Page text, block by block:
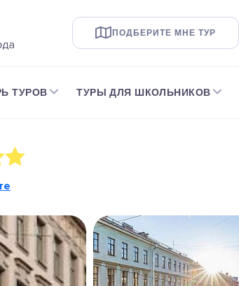
ПОДБЕРИТЕ МНЕ ТУР
ТУРОВ ТУРЫ ДЛЯ ШКОЛЬНИКОВ